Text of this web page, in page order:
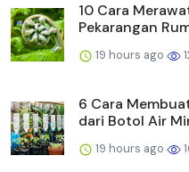
10 Cara
Pekarangan
19 hours ago
6 Cara
dari Botol Air
19 hours ago